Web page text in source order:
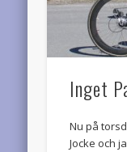
Inget
Nu på
Jocke och